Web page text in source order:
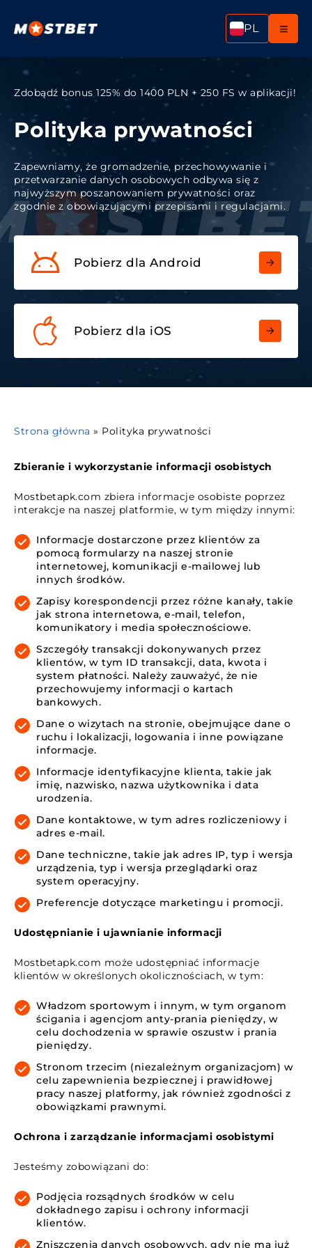
PL
Zdobądź bonus 125% do 1400 PLN + 250 FS w aplikacji!
Polityka prywatności
Zapewniamy, że gromadzenie, przechowywanie i
przetwarzanie danych osobowych odbywa się z
najwyższym poszanowaniem prywatności oraz
zgodnie z obowiązującymi przepisami i regulacjami.
Pobierz dla Android
Pobierz dla iOS
Strona główna » Polityka prywatności
Zbieranie i wykorzystanie informacji osobistych
Mostbetapk.com zbiera informacje osobiste poprzez
interakcje na naszej platformie, w tym między innymi:
Informacje dostarczone przez klientów za
pomocą formularzy na naszej stronie
internetowej, komunikacji e-mailowej lub
innych środków.
Zapisy korespondencji przez różne kanały, takie
jak strona internetowa, e-mail, telefon,
komunikatory i media społecznościowe.
Szczegóły transakcji dokonywanych przez
klientów, w tym ID transakcji, data, kwota i
system płatności. Należy zauważyć, że nie
przechowujemy informacji o kartach
bankowych.
Dane o wizytach na stronie, obejmujące dane o
ruchu i lokalizacji, logowania i inne powiązane
informacje.
Informacje identyfikacyjne klienta, takie jak
imię, nazwisko, nazwa użytkownika i data
urodzenia.
Dane kontaktowe, w tym adres rozliczeniowy i
adres e-mail.
Dane techniczne, takie jak adres IP, typ i wersja
urządzenia, typ i wersja przeglądarki oraz
system operacyjny.
Preferencje dotyczące marketingu i promocji.
Udostępnianie i ujawnianie informacji
Mostbetapk.com może udostępniać informacje
klientów w określonych okolicznościach, w tym:
Władzom sportowym i innym, w tym organom
ścigania i agencjom anty-prania pieniędzy, w
celu dochodzenia w sprawie oszustw i prania
pieniędzy.
Stronom trzecim (niezależnym organizacjom) w
celu zapewnienia bezpiecznej i prawidłowej
pracy naszej platformy, jak również zgodności z
obowiązkami prawnymi.
Ochrona i zarządzanie informacjami osobistymi
Jesteśmy zobowiązani do:
Podjęcia rozsądnych środków w celu
dokładnego zapisu i ochrony informacji
klientów.
Zniszczenia danych osobowych, gdy nie ma już